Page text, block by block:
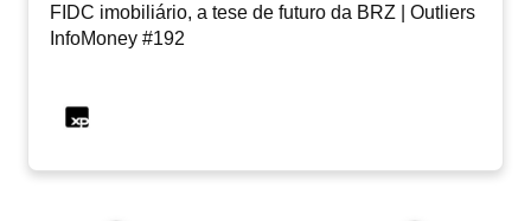
FIDC imobiliário, a tese de futuro da BRZ | Outliers
InfoMoney #192